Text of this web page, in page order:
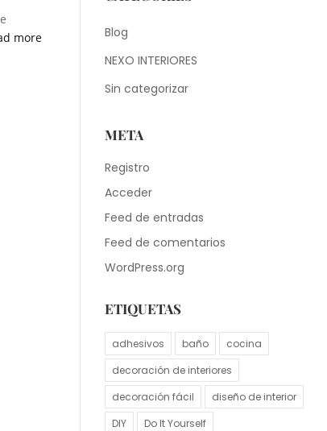
more
Blog
NEXO INTERIORES
Sin categorizar
META
Registro
Acceder
Feed de entradas
Feed de comentarios
WordPress.org
ETIQUETAS
adhesivos baño
cocina
decoración de interiores
decoración fácil
diseño de interior
DIY
Do It Yourself